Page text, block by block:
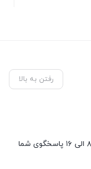
رفتن به بالا
شنبه تا چهارشنبه از ساعت ۸ الی ۲۰ و پنجشنبه ها ۸ الی ۱۶ پاسخگوی شما